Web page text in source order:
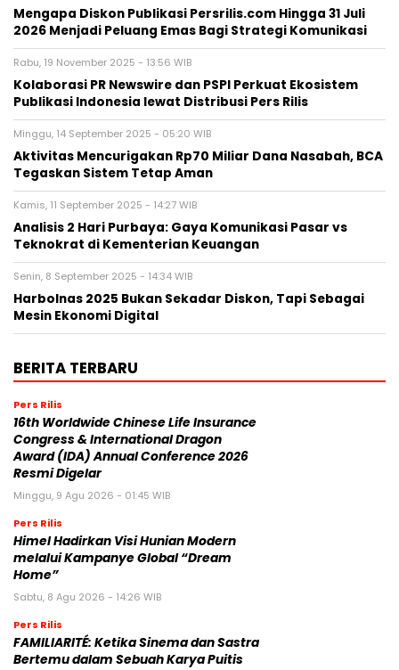
Mengapa Diskon Publikasi Persrilis.com Hingga 31 Juli
2026 Menjadi Peluang Emas Bagi Strategi Komunikasi
Rabu, 19 November 2025 - 13:56 WIB
Kolaborasi PR Newswire dan PSPI Perkuat Ekosistem
Publikasi Indonesia lewat Distribusi Pers Rilis
Minggu, 14 September 2025 - 05:20 WIB
Aktivitas Mencurigakan Rp70 Miliar Dana Nasabah, BCA
Tegaskan Sistem Tetap Aman
Kamis, 11 September 2025 - 14:27 WIB
Analisis 2 Hari Purbaya: Gaya Komunikasi Pasar vs
Teknokrat di Kementerian Keuangan
Senin, 8 September 2025 - 14:34 WIB
Harbolnas 2025 Bukan Sekadar Diskon, Tapi Sebagai
Mesin Ekonomi Digital
BERITA TERBARU
Pers Rilis
16th Worldwide Chinese Life Insurance
Congress & International Dragon
Award (IDA) Annual Conference 2026
Resmi Digelar
Minggu, 9 Agu 2026 - 01:45 WIB
Pers Rilis
Himel Hadirkan Visi Hunian Modern
melalui Kampanye Global “Dream
Home”
Sabtu, 8 Agu 2026 - 14:26 WIB
Pers Rilis
FAMILIARITÉ: Ketika Sinema dan Sastra
Bertemu dalam Sebuah Karya Puitis